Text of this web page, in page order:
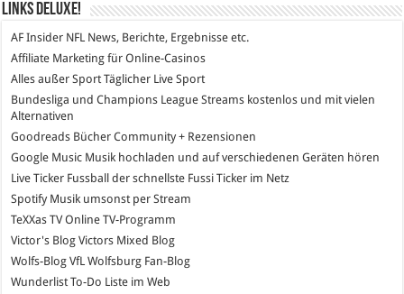
Links DeLuXe!
AF Insider NFL News, Berichte, Ergebnisse etc.
Affiliate Marketing für Online-Casinos
Alles außer SportTäglicher Live Sport
Bundesliga und Champions League Streams kostenlos und mit vielen
Alternativen
Goodreads Bücher Community + Rezensionen
Google Music Musik hochladen und auf verschiedenen Geräten hören
Live Ticker Fussball
der schnellste Fussi Ticker im Netz
SpotifyMusik umsonst per Stream
TeXXas TVOnline TV-Programm
Victor's Blog Victors Mixed Blog
Wolfs-Blog VfL Wolfsburg Fan-Blog
WunderlistTo-Do Liste im Web